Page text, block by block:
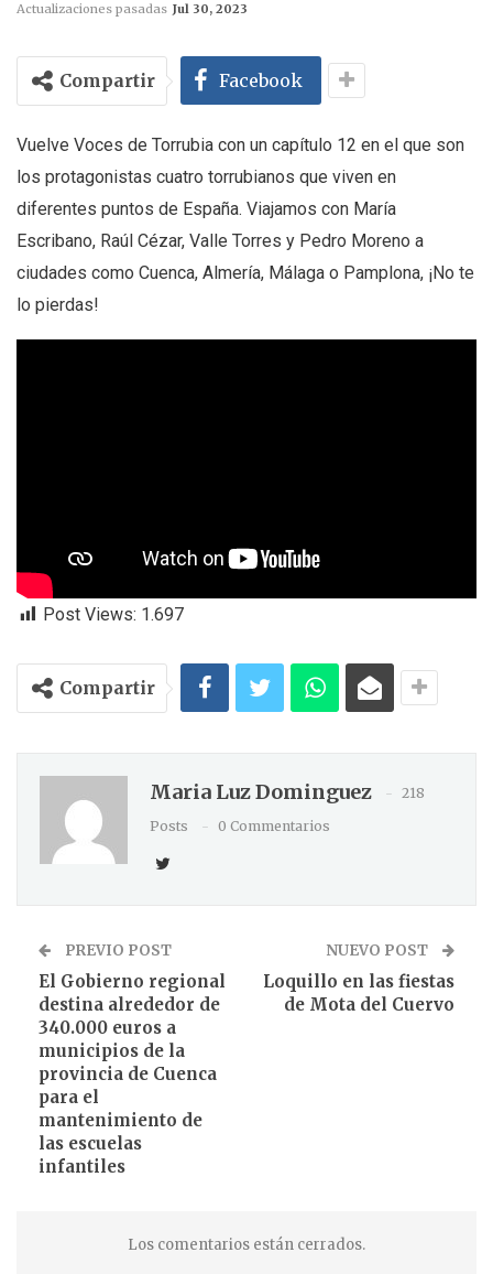
Actualizaciones pasadas Jul 30, 2023
Compartir Facebook
Vuelve Voces de Torrubia con un capítulo 12 en el que son
los protagonistas cuatro torrubianos que viven en
diferentes puntos de España. Viajamos con María
Escribano, Raúl Cézar, Valle Torres y Pedro Moreno a
ciudades como Cuenca, Almería, Málaga o Pamplona, ¡No te
lo pierdas!
Post Views: 1.697
Compartir
Maria Luz Dominguez
218
Posts
0 Commentarios
PREVIO POST
El Gobierno regional
destina alrededor de
340.000 euros a
municipios de la
provincia de Cuenca
para el
mantenimiento de
las escuelas
infantiles
NUEVO POST
Loquillo en las fiestas
de Mota del Cuervo
Los comentarios están cerrados.